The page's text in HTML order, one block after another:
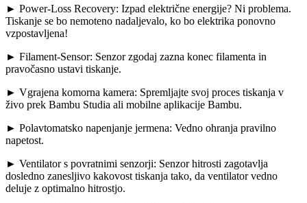
► Power-Loss Recovery: Izpad električne energije? Ni problema.
Tiskanje se bo nemoteno nadaljevalo, ko bo elektrika ponovno
vzpostavljena!
► Filament-Sensor: Senzor zgodaj zazna konec filamenta in
pravočasno ustavi tiskanje.
► Vgrajena komorna kamera: Spremljajte svoj proces tiskanja v
živo prek Bambu Studia ali mobilne aplikacije Bambu.
► Polavtomatsko napenjanje jermena: Vedno ohranja pravilno
napetost.
► Ventilator s povratnimi senzorji: Senzor hitrosti zagotavlja
dosledno zanesljivo kakovost tiskanja tako, da ventilator vedno
deluje z optimalno hitrostjo.